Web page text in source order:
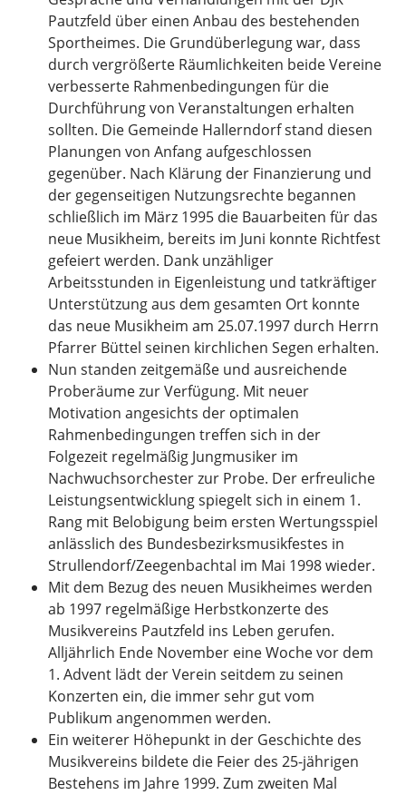
Pautzfeld über einen Anbau des bestehenden
Sportheimes. Die Grundüberlegung war, dass
durch vergrößerte Räumlichkeiten beide Vereine
verbesserte Rahmenbedingungen für die
Durchführung von Veranstaltungen erhalten
sollten. Die Gemeinde Hallerndorf stand diesen
Planungen von Anfang aufgeschlossen
gegenüber. Nach Klärung der Finanzierung und
der gegenseitigen Nutzungsrechte begannen
schließlich im März 1995 die Bauarbeiten für das
neue Musikheim, bereits im Juni konnte Richtfest
gefeiert werden. Dank unzähliger
Arbeitsstunden in Eigenleistung und tatkräftiger
Unterstützung aus dem gesamten Ort konnte
das neue Musikheim am 25.07.1997 durch Herrn
Pfarrer Büttel seinen kirchlichen Segen erhalten.
Nun standen zeitgemäße und ausreichende
Proberäume zur Verfügung. Mit neuer
Motivation angesichts der optimalen
Rahmenbedingungen treffen sich in der
Folgezeit regelmäßig Jungmusiker im
Nachwuchsorchester zur Probe. Der erfreuliche
Leistungsentwicklung spiegelt sich in einem 1.
Rang mit Belobigung beim ersten Wertungsspiel
anlässlich des Bundesbezirksmusikfestes in
Strullendorf/Zeegenbachtal im Mai 1998 wieder.
Mit dem Bezug des neuen Musikheimes werden
ab 1997 regelmäßige Herbstkonzerte des
Musikvereins Pautzfeld ins Leben gerufen.
Alljährlich Ende November eine Woche vor dem
1. Advent lädt der Verein seitdem zu seinen
Konzerten ein, die immer sehr gut vom
Publikum angenommen werden.
Ein weiterer Höhepunkt in der Geschichte des
Musikvereins bildete die Feier des 25-jährigen
Bestehens im Jahre 1999. Zum zweiten Mal